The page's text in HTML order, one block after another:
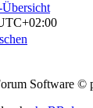
Software ©